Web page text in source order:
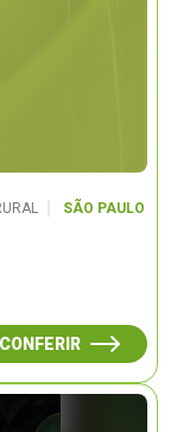
SÃO PAULO
CONFERIR